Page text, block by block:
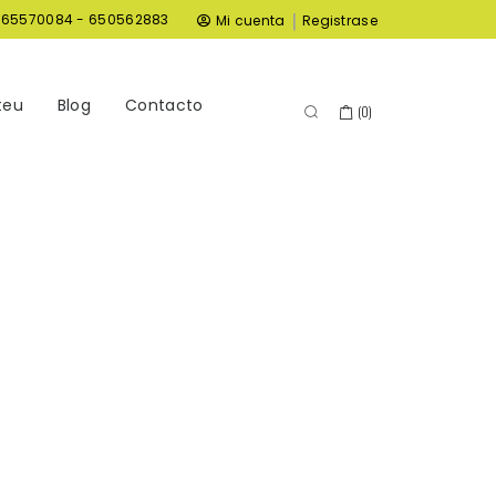
- 650562883 Mi cuenta | Registrase
Blog Contacto (0)